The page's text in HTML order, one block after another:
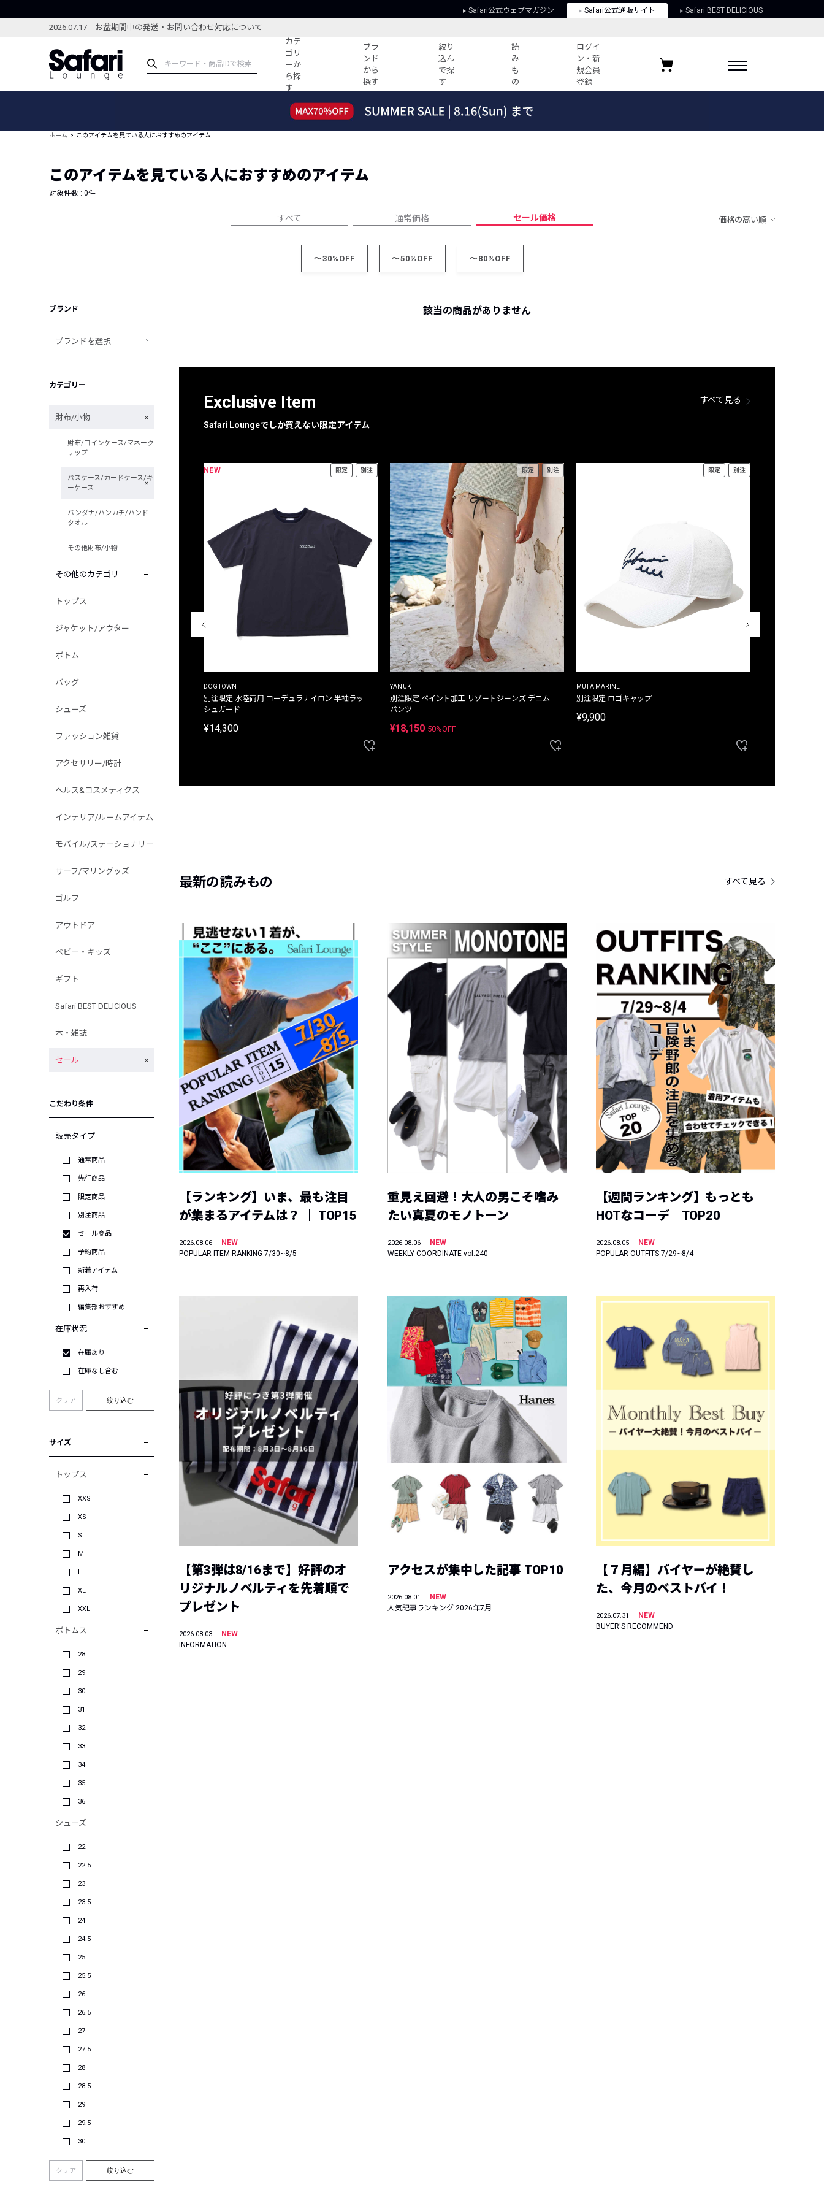
Safari公式ウェブマガジン Safari公式通販サイト Safari BEST DELICIOUS
2026.07.17 お盆期間中の発送・お問い合わせ対応について
カテ
ゴリ
ーか
ら探
す
ブラ
ンド
から
探す
絞り
込ん
で探
す
読
み
も
の
ログイ
ン・新
規会員
登録
ブランドから探す
新着アイテム
編集部のおすすめアイテム
特集記事
コーディネート
すべての記事
ーデ紹介
人気記事ランキング
ウィークリーコーデ
プライバシーポリシー
お気に入りブランド
ホーム このアイテムを見ている人におすすめのアイテム
このアイテムを見ている人におすすめのアイテム
対象件数 : 0件
すべて 通常価格 セール価格 価格の高い順
～30%OFF ～50%OFF ～80%OFF
ブランド
ブランドを選択
カテゴリー
財布/小物
財布/コインケース/マネーク
リップ
パスケース/カードケース/キ
ーケース
バンダナ/ハンカチ/ハンド
タオル
その他財布/小物
その他のカテゴリ
トップス
ジャケット/アウター
ボトム
バッグ
シューズ
ファッション雑貨
アクセサリー/時計
ヘルス&コスメティクス
インテリア/ルームアイテム
モバイル/ステーショナリー
サーフ/マリングッズ
ゴルフ
アウトドア
ベビー・キッズ
ギフト
Safari BEST DELICIOUS
本・雑誌
セール
こだわり条件
販売タイプ
通常商品
先行商品
限定商品
別注商品
セール商品
予約商品
新着アイテム
再入荷
編集部おすすめ
在庫状況
在庫あり
在庫なし含む
クリア 絞り込む
サイズ
トップス
XXS
XS
S
M
L
XL
XXL
ボトムス
28
29
30
31
32
33
34
35
36
シューズ
22
22.5
23
23.5
24
24.5
25
25.5
26
26.5
27
27.5
28
28.5
29
29.5
30
クリア 絞り込む
該当の商品がありません
Exclusive Item
Safari Loungeでしか買えない限定アイテム
すべて見る
THE DUFFER OF ST.GEORGE
プリントTシャツ
NEW 限定 別注
DOGTOWN
別注限定 水陸両用 コーデュラナイロン 半袖ラッ
シュガード
¥14,300
限定 別注
YANUK
別注限定 ペイント加工 リゾートジーンズ デニム
パンツ
¥18,150 50%OFF
限定 別注
MUTA MARINE
別注限定 ロゴキャップ
¥9,900
最新の読みもの すべて見る
【ランキング】いま、最も注目
が集まるアイテムは？ ｜ TOP15
2026.08.06
NEW
POPULAR ITEM RANKING 7/30~8/5
重見え回避！大人の男こそ嗜み
たい真夏のモノトーン
2026.08.06
NEW
WEEKLY COORDINATE vol.240
【週間ランキング】もっとも
HOTなコーデ｜TOP20
2026.08.05
NEW
POPULAR OUTFITS 7/29~8/4
【第3弾は8/16まで】好評のオ
リジナルノベルティを先着順で
プレゼント
2026.08.03
NEW
INFORMATION
アクセスが集中した記事 TOP10
2026.08.01
NEW
人気記事ランキング 2026年7月
【７月編】バイヤーが絶賛し
た、今月のベストバイ！
2026.07.31
NEW
BUYER'S RECOMMEND